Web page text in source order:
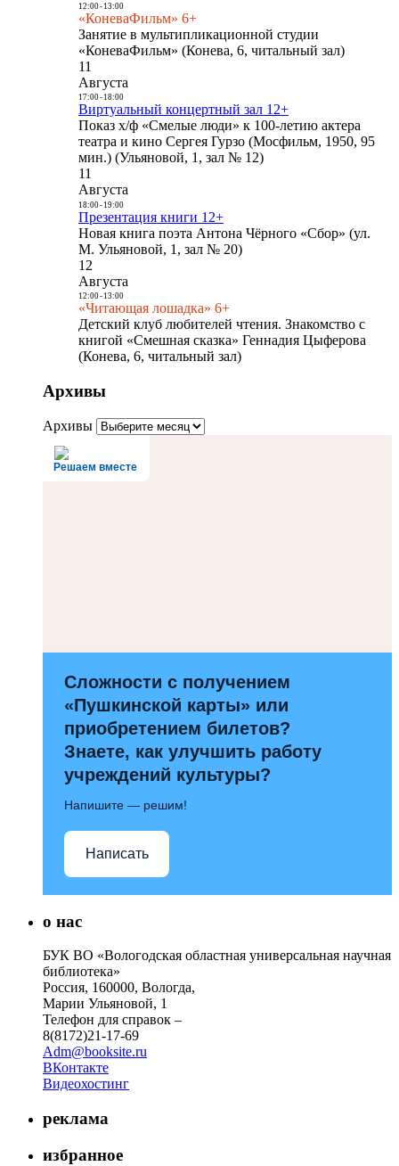
12:00- 13:00
«КоневаФильм» 6+
Занятие в мультипликационной студии
«КоневаФильм» (Конева, 6, читальный зал)
11
Августа
17:00- 18:00
Виртуальный концертный зал 12+
Показ х/ф «Смелые люди» к 100-летию актера
театра и кино Сергея Гурзо (Мосфильм, 1950, 95
мин.) (Ульяновой, 1, зал № 12)
11
Августа
18:00- 19:00
Презентация книги 12+
Новая книга поэта Антона Чёрного «Сбор» (ул.
М. Ульяновой, 1, зал № 20)
12
Августа
12:00- 13:00
«Читающая лошадка» 6+
Детский клуб любителей чтения. Знакомство с
книгой «Смешная сказка» Геннадия Цыферова
(Конева, 6, читальный зал)
Архивы
Архивы
Решаем вместе
Сложности с получением
«Пушкинской карты» или
приобретением билетов?
Знаете, как улучшить работу
учреждений культуры?
Напишите — решим!
Написать
о нас
БУК ВО «Вологодская областная универсальная научная
библиотека»
Россия, 160000, Вологда,
Марии Ульяновой, 1
Телефон для справок –
8(8172)21-17-69
Adm@booksite.ru
ВКонтакте
Видеохостинг
реклама
избранное